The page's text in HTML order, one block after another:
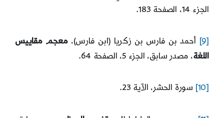
الجزء 14، الصفحة 183.
[9] أحمد بن فارس بن زكريا (ابن فارس)،معجم مقاييس
اللغة، مصدر سابق، الجزء 5، الصفحة 64.
[10] سورة الحشر، الآية 23.